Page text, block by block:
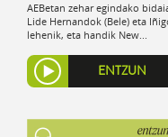
AEBetan zehar egindako
Lide Hernandok (Bele) eta
lehenik, eta handik New...
ENTZUN